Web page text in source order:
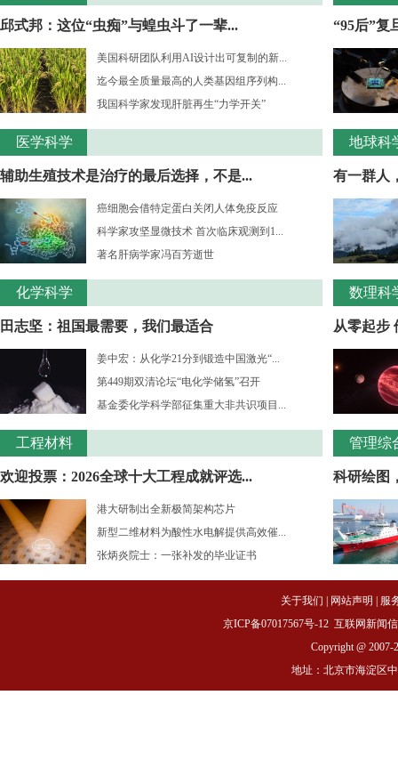
邱式邦：这位“虫痴”与蝗虫斗了一辈...
美国科研团队利用AI设计出可复制的新...
迄今最全质量最高的人类基因组序列构...
我国科学家发现肝脏再生“力学开关”
医学科学
辅助生殖技术是治疗的最后选择，不是...
癌细胞会借特定蛋白关闭人体免疫反应
科学家攻坚显微技术 首次临床观测到1...
著名肝病学家冯百芳逝世
化学科学
田志坚：祖国最需要，我们最适合
姜中宏：从化学21分到锻造中国激光“...
第449期双清论坛“电化学储氢”召开
基金委化学科学部征集重大非共识项目...
工程材料
欢迎投票：2026全球十大工程成就评选...
港大研制出全新极简架构芯片
新型二维材料为酸性水电解提供高效催...
张炳炎院士：一张补发的毕业证书
“95后”复
地球科
有一群人
数理科
从零起步
管理综
科研绘图
关于我们 网站声明
服
京ICP备07017567号-12 互联网新闻
Copyright @ 2007-
地址：北京市海淀区